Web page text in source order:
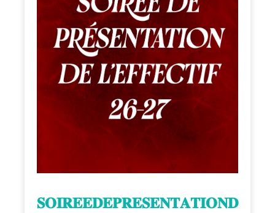
𝐒𝐎𝐈𝐑𝐄𝐄𝐃𝐄𝐏𝐑𝐄𝐒𝐄𝐍𝐓𝐀𝐓𝐈𝐎𝐍𝐃